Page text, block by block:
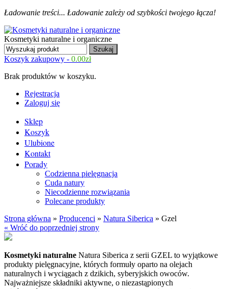
Ładowanie treści... Ładowanie zależy od szybkości twojego łącza!
Kosmetyki naturalne i organiczne
Koszyk zakupowy - 0.00zł
Brak produktów w koszyku.
Rejestracja
Zaloguj się
Sklep
Koszyk
Ulubione
Kontakt
Porady
Codzienna pielęgnacja
Cuda natury
Niecodzienne rozwiązania
Polecane produkty
Strona główna » Producenci » Natura Siberica » Gzel
« Wróć do poprzedniej strony
Kosmetyki naturalne Natura Siberica z serii GZEL to wyjątkowe
produkty pielęgnacyjne, których formuły oparto na olejach
naturalnych i wyciągach z dzikich, syberyjskich owoców.
Najważniejsze składniki aktywne, o niezastąpionych